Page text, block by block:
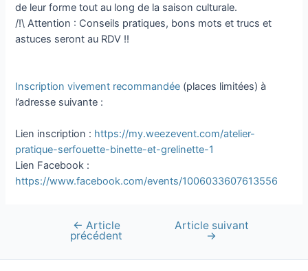
de leur forme tout au long de la saison culturale.
/!\ Attention : Conseils pratiques, bons mots et trucs et
astuces seront au RDV !!
Inscription vivement recommandée (places limitées) à
l’adresse suivante :
Lien inscription : https://my.weezevent.com/atelier-
pratique-serfouette-binette-et-grelinette-1
Lien Facebook :
https://www.facebook.com/events/1006033607613556
Navigation
l’article
← Article
précédent
Article suivant
→